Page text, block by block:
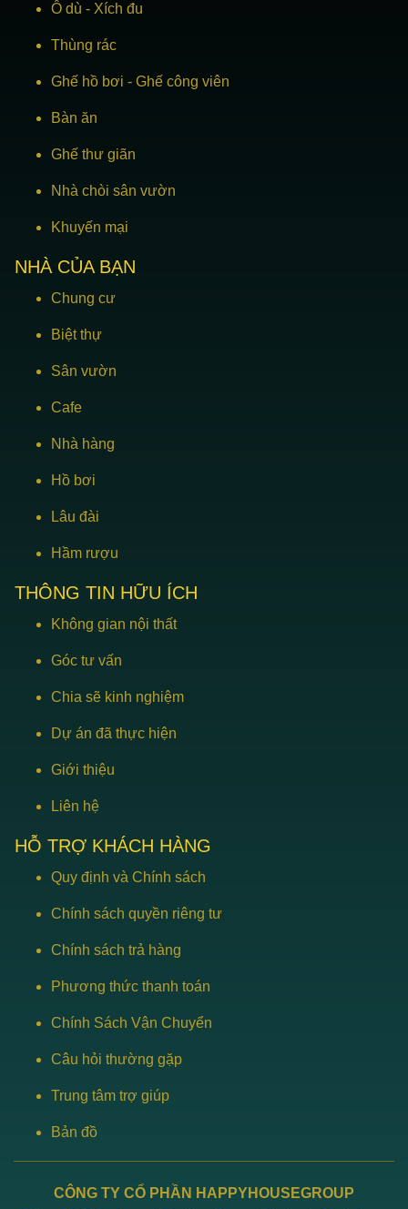
Ô dù - Xích đu
Thùng rác
Ghế hồ bơi - Ghế công viên
Bàn ăn
Ghế thư giãn
Nhà chòi sân vườn
Khuyến mại
NHÀ CỦA BẠN
Chung cư
Biệt thự
Sân vườn
Cafe
Nhà hàng
Hồ bơi
Lâu đài
Hầm rượu
THÔNG TIN HỮU ÍCH
Không gian nội thất
Góc tư vấn
Chia sẽ kinh nghiệm
Dự án đã thực hiện
Giới thiệu
Liên hệ
HỖ TRỢ KHÁCH HÀNG
Quy định và Chính sách
Chính sách quyền riêng tư
Chính sách trả hàng
Phương thức thanh toán
Chính Sách Vận Chuyển
Câu hỏi thường gặp
Trung tâm trợ giúp
Bản đồ
CÔNG TY CỔ PHẦN HAPPYHOUSEGROUP